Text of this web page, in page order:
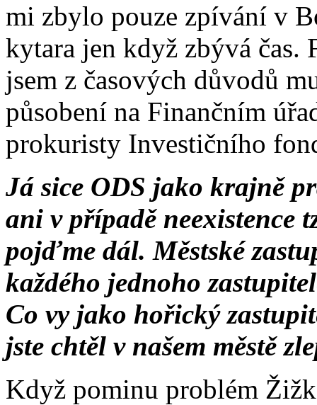
mi zbylo pouze zpívání v
kytara jen když zbývá
jsem z časových důvodů
působení na Finančním
prokuristy Investičního
Já sice ODS jako krajně
ani v případě neexistence
pojďme dál. Městské
každého jednoho
Co vy jako hořický
jste chtěl v našem městě
Když pominu problém